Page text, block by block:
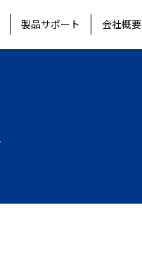
製品サポート 会社概要